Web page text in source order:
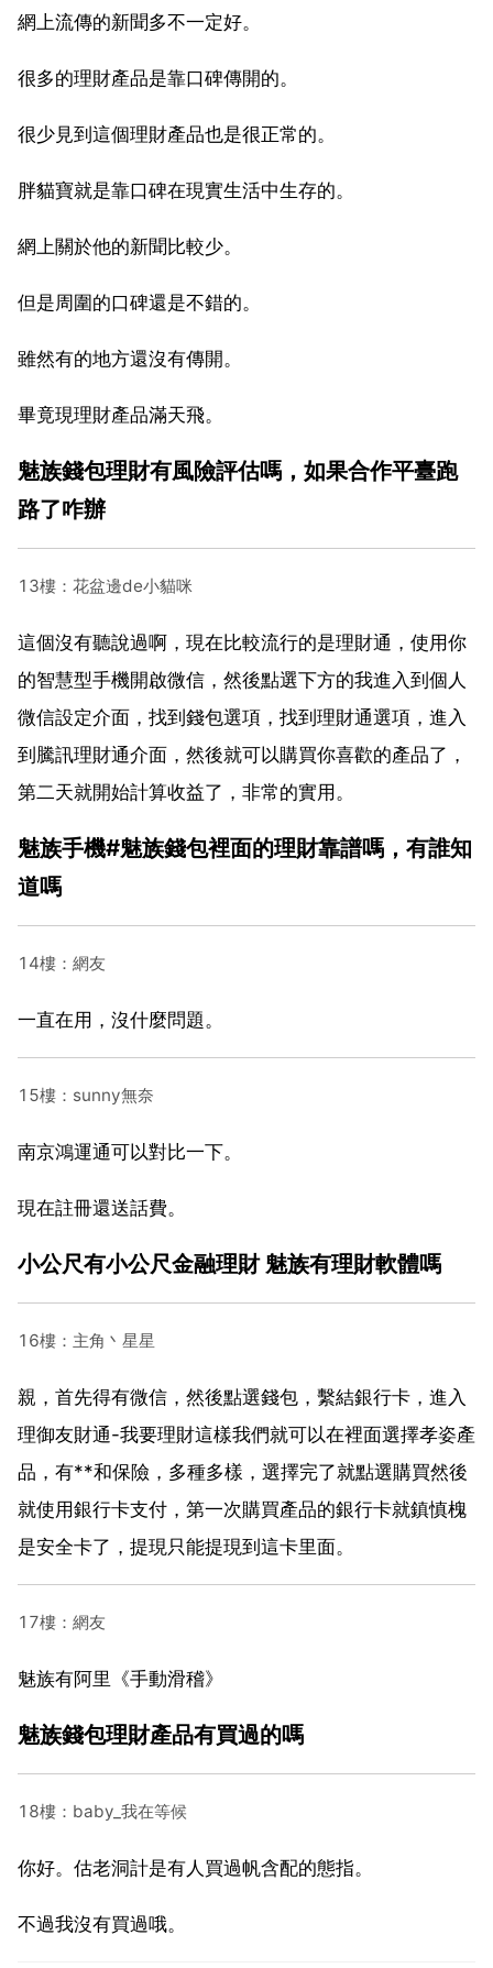
網上流傳的新聞多不一定好。
很多的理財產品是靠口碑傳開的。
很少見到這個理財產品也是很正常的。
胖貓寶就是靠口碑在現實生活中生存的。
網上關於他的新聞比較少。
但是周圍的口碑還是不錯的。
雖然有的地方還沒有傳開。
畢竟現理財產品滿天飛。
魅族錢包理財有風險評估嗎，如果合作平臺跑
路了咋辦
13樓：花盆邊de小貓咪
這個沒有聽說過啊，現在比較流行的是理財通，使用你
的智慧型手機開啟微信，然後點選下方的我進入到個人
微信設定介面，找到錢包選項，找到理財通選項，進入
到騰訊理財通介面，然後就可以購買你喜歡的產品了，
第二天就開始計算收益了，非常的實用。
魅族手機#魅族錢包裡面的理財靠譜嗎，有誰知
道嗎
14樓：網友
一直在用，沒什麼問題。
15樓：sunny無奈
南京鴻運通可以對比一下。
現在註冊還送話費。
小公尺有小公尺金融理財 魅族有理財軟體嗎
16樓：主角丶星星
親，首先得有微信，然後點選錢包，繫結銀行卡，進入
理御友財通-我要理財這樣我們就可以在裡面選擇孝姿產
品，有**和保險，多種多樣，選擇完了就點選購買然後
就使用銀行卡支付，第一次購買產品的銀行卡就鎮慎槐
是安全卡了，提現只能提現到這卡里面。
17樓：網友
魅族有阿里《手動滑稽》
魅族錢包理財產品有買過的嗎
18樓：baby_我在等候
你好。估老洞計是有人買過帆含配的態指。
不過我沒有買過哦。